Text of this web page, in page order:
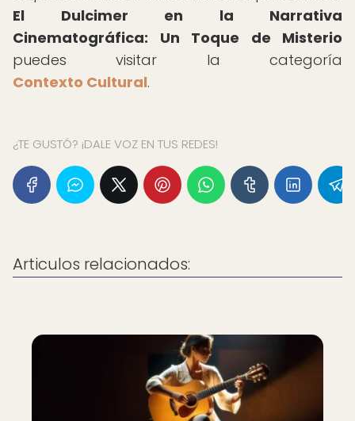
El Dulcimer en la Narrativa
Cinematográfica: Un Toque de Misterio
puedes visitar la categoría
Contexto Cultural.
¿TE GUSTÓ? ¡DALE VOZ EN TUS REDES!
Articulos relacionados: